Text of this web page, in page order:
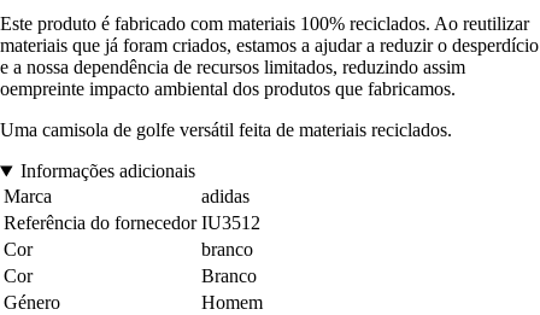
Este produto é fabricado com materiais 100% reciclados. Ao reutilizar
materiais que já foram criados, estamos a ajudar a reduzir o desperdício
e a nossa dependência de recursos limitados, reduzindo assim
oempreinte impacto ambiental dos produtos que fabricamos.
Uma camisola de golfe versátil feita de materiais reciclados.
Informações adicionais
Marca
adidas
Referência do fornecedor IU3512
Cor
branco
Cor
Branco
Género
Homem